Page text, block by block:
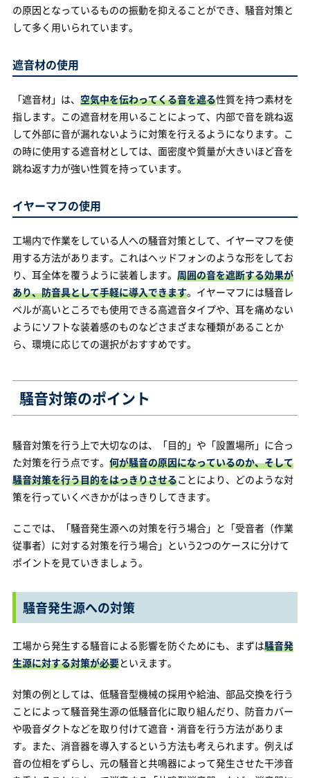
の原因となっているものの振動を抑えることができ、騒音対策と
して多く用いられています。
遮音材の使用
「遮音材」は、 空気中を伝わってくる音を遮る性質を持つ素材を
指します。この遮音材を用いることによって、内部で音を跳ね返
して外部に音が漏れないように対策を行えるようになります。こ
の時に使用する遮音材としては、面密度や質量が大きいほど音を
跳ね返す力が強い性質を持っています。
イヤーマフの使用
工場内で作業をしている人への騒音対策として、イヤーマフを使
用する方法があります。これはヘッドフォンのような形をしてお
り、耳全体を覆うように装着します。 周囲の音を遮断する効果が
あり、防音具として手軽に導入できます。イヤーマフには騒音レ
ベルが高いところでも使用できる高遮音タイプや、耳を痛めない
ようにソフトな装着感のものなどさまざまな種類があることか
ら、環境に応じての選択がおすすめです。
騒音対策のポイント
騒音対策を行う上で大切なのは、「目的」や「設置場所」に合っ
た対策を行う点です。 何が騒音の原因になっているのか、そして
騒音対策を行う目的をはっきりさせることにより、どのような対
策を行っていくべきかがはっきりしてきます。
ここでは、「騒音発生源への対策を行う場合」と「受音者（作業
従事者）に対する対策を行う場合」という2つのケースに分けて
ポイントを見ていきましょう。
騒音発生源への対策
工場から発生する騒音による影響を防ぐためにも、まずは騒音発
生源に対する対策が必要といえます。
対策の例としては、低騒音型機械の採用や給油、部品交換を行う
ことによって騒音発生源の低騒音化に取り組んだり、防音カバー
や吸音ダクトなどを取り付けて遮音・消音を行う方法がありま
す。また、消音器を導入するという方法も考えられます。例えば
音の位相をずらし、元の騒音と共鳴器によって発生させた干渉音